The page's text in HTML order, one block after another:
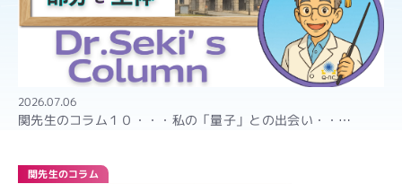
2026.07.06
関先生のコラム１０・・・私の「量子」との出会い・・…
関先生のコラム